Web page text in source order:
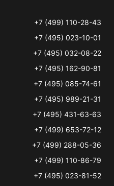
+7 (499) 110-28-43
+7 (495) 023-10-01
+7 (495) 032-08-22
+7 (495) 162-90-81
+7 (495) 085-74-61
+7 (495) 989-21-31
+7 (495) 431-63-63
+7 (499) 653-72-12
+7 (499) 288-05-36
+7 (499) 110-86-79
+7 (495) 023-81-52